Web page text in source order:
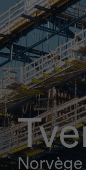
Norvège